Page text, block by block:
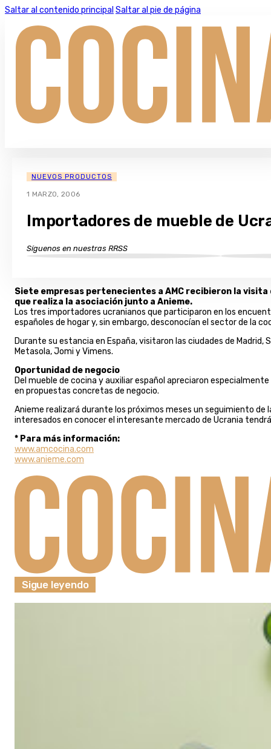
Saltar al contenido principal Saltar al pie de página
NUEVOS PRODUCTOS
1 MARZO, 2006
Importadores de mueble de
Síguenos en nuestras RRSS
Siete empresas pertenecientes a AMC recibieron la
que realiza la asociación junto a Anieme.
Los tres importadores ucranianos que participaron en los
españoles de hogar y, sin embargo, desconocían el sector de la
Durante su estancia en España, visitaron las ciudades de
Metasola, Jomi y Vimens.
Oportunidad de negocio
Del mueble de cocina y auxiliar español apreciaron
en propuestas concretas de negocio.
Anieme realizará durante los próximos meses un seguimiento
interesados en conocer el interesante mercado de Ucrania
* Para más información:
www.amcocina.com
www.anieme.com
Sigue leyendo